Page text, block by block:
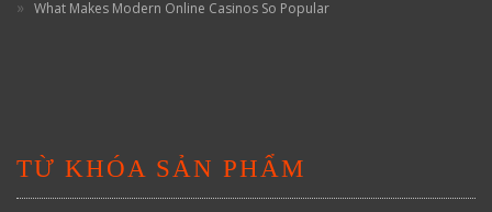
What Makes Modern Online Casinos So Popular
TỪ KHÓA SẢN PHẨM